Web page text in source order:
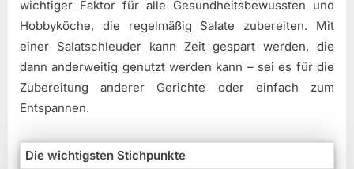
wichtiger Faktor für alle Gesundheitsbewussten und
Hobbyköche, die regelmäßig Salate zubereiten. Mit
einer Salatschleuder kann Zeit gespart werden, die
dann anderweitig genutzt werden kann – sei es für die
Zubereitung anderer Gerichte oder einfach zum
Entspannen.
Die wichtigsten Stichpunkte